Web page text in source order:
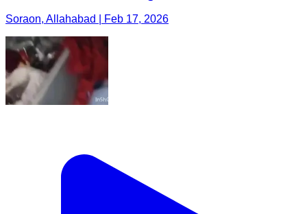
Soraon, Allahabad | Feb 17, 2026